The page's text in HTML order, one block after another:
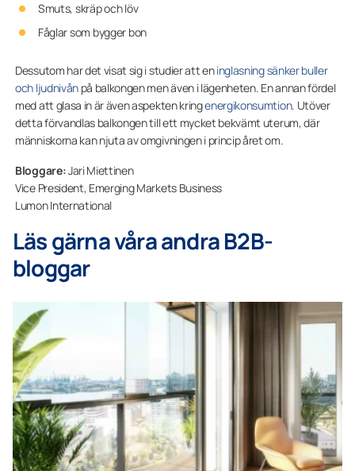
Smuts, skräp och löv
Fåglar som bygger bon
Dessutom har det visat sig i studier att eninglasning sänker buller
och ljudnivån på balkongen men även i lägenheten. En annan fördel
med att glasa in är även aspekten kringenergikonsumtion. Utöver
detta förvandlas balkongen till ett mycket bekvämt uterum, där
människorna kan njuta av omgivningen i princip året om.
Bloggare:Jari Miettinen
Vice President, Emerging Markets Business
Lumon International
Läs gärna våra andra B2B-
bloggar